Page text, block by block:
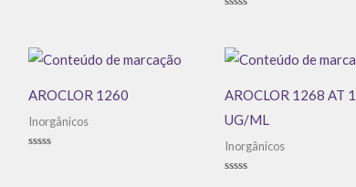
5
AROCLOR 1260
Inorgânicos
AROCLOR 1268 AT
UG/ML
Inorgânicos